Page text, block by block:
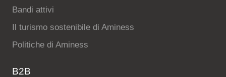
Bandi attivi
Il turismo sostenibile di Aminess
Politiche di Aminess
B2B